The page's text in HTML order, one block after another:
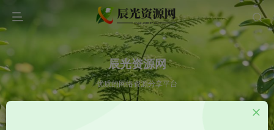
辰光资源网
优质的网络资源分享平台